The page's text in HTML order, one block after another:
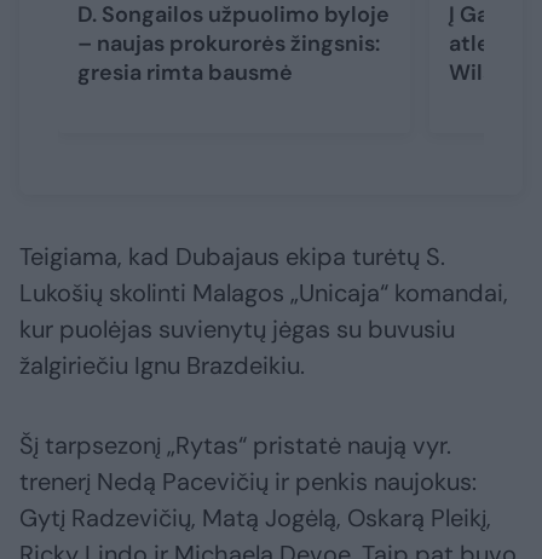
D. Songailos užpuolimo byloje
– naujas prokurorės žingsnis:
gresia rimta bausmė
Į
Wilsonas
Teigiama, kad Dubajaus ekipa turėtų S.
Lukošių skolinti Malagos „Unicaja“ komandai,
kur puolėjas suvienytų jėgas su buvusiu
žalgiriečiu Ignu Brazdeikiu.
Šį tarpsezonį „Rytas“ pristatė naują vyr.
trenerį Nedą Pacevičių ir penkis naujokus:
Gytį Radzevičių, Matą Jogėlą, Oskarą Pleikį,